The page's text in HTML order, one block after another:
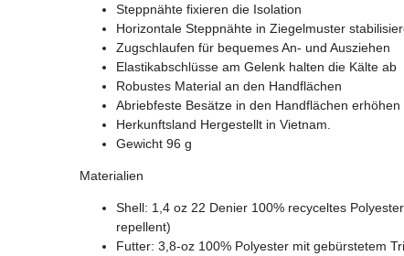
Steppnähte fixieren die Isolation
Horizontale Steppnähte in Ziegelmuster
Zugschlaufen für bequemes An- und Ausziehen
Elastikabschlüsse am Gelenk halten die Kälte ab
Robustes Material an den Handflächen
Abriebfeste Besätze in den Handflächen
Herkunftsland Hergestellt in Vietnam.
Gewicht 96 g
Materialien
Shell: 1,4 oz 22 Denier 100% recyceltes
repellent)
Futter: 3,8-oz 100% Polyester mit gebürstetem